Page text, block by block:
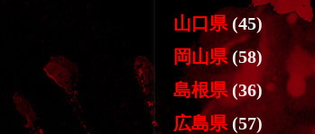
山口県(45)
岡山県(58)
島根県(36)
広島県(57)